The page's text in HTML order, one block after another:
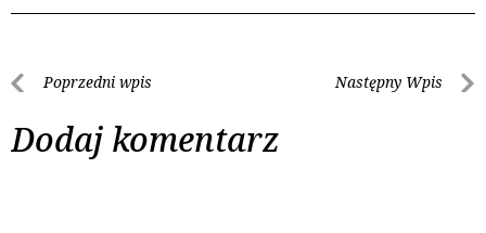
Poprzedni wpis Następny Wpis
Dodaj komentarz